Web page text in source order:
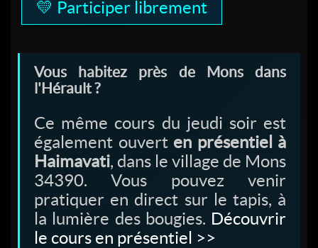
💛 Participer librement
Vous habitez près de Mons dans
l'Hérault ?
Ce même cours du jeudi soir est
également ouvert en présentiel à
Haimavati, dans le village de Mons
34390. Vous pouvez venir
pratiquer en direct sur le tapis, à
la lumière des bougies. Découvrir
le cours en présentiel >>